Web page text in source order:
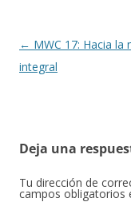
Navegación
de
← MWC 17: Hacia la
integral
Deja una
Tu dirección de
campos obligatorios